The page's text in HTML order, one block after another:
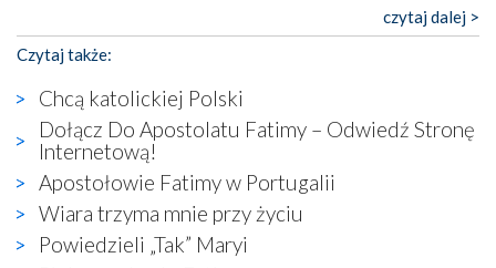
katolickiego kultu. Tylko co wspólnego z żywą,
autentyczną wiarą mogą mieć płaskie, szare bunkry albo
kaplice, w których Tabernakulum przypomina bardziej
skrzynkę na narzędzia? Albo co powiedzieć o ustawionym
tuż przy nowej bazylice wielkim krzyżu, na którym
zamiast Chrystusa umieszczono dziwaczną postać jakby
wyjętą ze starożytnych hieroglifów? W kulturowym
kontekście naszych czasów to raczej karykatura niż godny
wizerunek Zbawiciela…
Zatem nawet w bezpośrednim otoczeniu sanktuarium
naocznie przekonaliśmy się, że wewnątrz Kościoła toczy
czytaj dalej >
Czytaj także:
Chcą katolickiej Polski
Dołącz Do Apostolatu Fatimy – Odwiedź Stronę
Internetową!
Apostołowie Fatimy w Portugalii
Wiara trzyma mnie przy życiu
Powiedzieli „Tak” Maryi